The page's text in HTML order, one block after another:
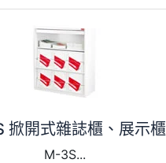
掀開式雜誌櫃、展示櫃
M-3S...